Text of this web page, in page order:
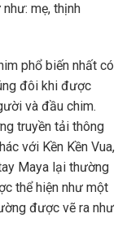
mẹ, thịnh
phổ biến nhất có
đôi khi được
và đầu chim.
truyền tải thông
với Kền Kền Vua,
Maya lại thường
thể hiện như một
được vẽ ra như